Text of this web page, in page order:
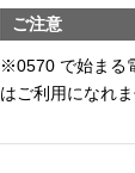
ご注意
※0570 で始まる
はご利用になれ